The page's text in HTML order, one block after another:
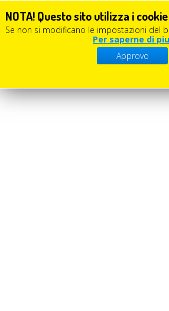
NOTA! Questo sito utilizza i
Se non si modificano le impostazioni del
Per saperne di
Approvo